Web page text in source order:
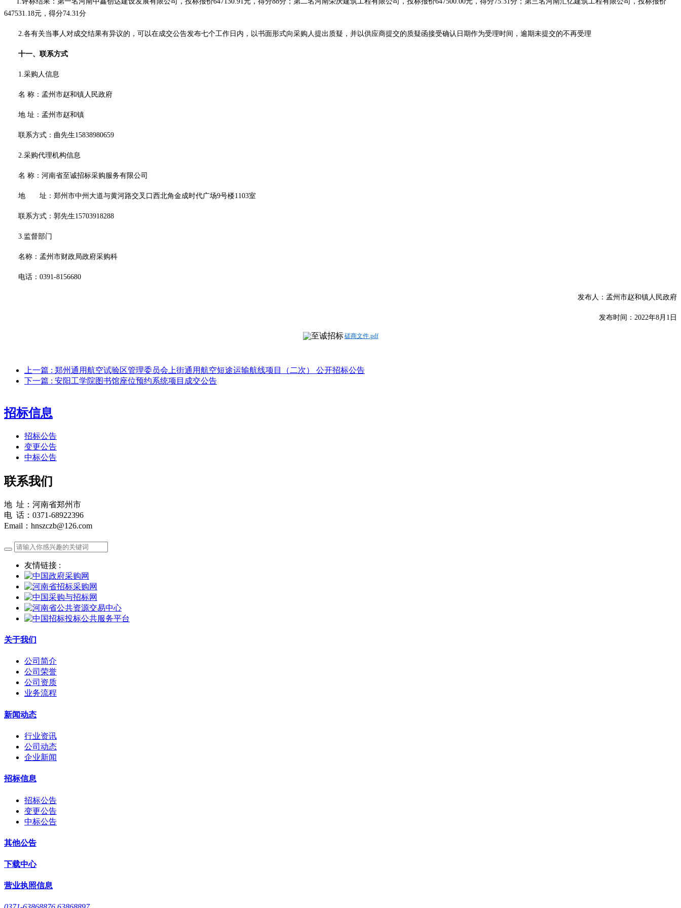
647531.18元，得分74.31分
2.各有关当事人对成交结果有异议的，可以在成交公告发布七个工作日内，以书面形式向采购人提出质疑，并以供应商提交的质疑函接受确认日期作为受理时间，逾期未提交的不再受理
十一、联系方式
1.采购人信息
名 称：孟州市赵和镇人民政府
地 址：孟州市赵和镇
联系方式： 曲先生15838980659
2.采购代理机构信息
名 称：河南省至诚招标采购服务有限公司
地 址：郑州市中州大道与黄河路交叉口西北角金成时代广场9号楼1103室
联系方式： 郭先生15703918288
3.监督部门
名称：孟州市财政局政府采购科
电话： 0391-8156680
发布人：孟州市赵和镇人民政府
发布时间 ： 2022年8月 1 日
磋商文件.pdf
上一篇 : 郑州通用航空试验区管理委员会上街通用航空短途运输航线项目（二次） 公开招标公告
下一篇 : 安阳工学院图书馆座位预约系统项目成交公告
招标信息
招标公告
变更公告
中标公告
联系我们
地 址：河南省郑州市
电 话：0371-68922396
Email：hnszczb@126.com
友情链接 :
关于我们
公司简介
公司荣誉
公司资质
业务流程
新闻动态
行业资讯
公司动态
企业新闻
招标信息
招标公告
变更公告
中标公告
其他公告
下载中心
营业执照信息